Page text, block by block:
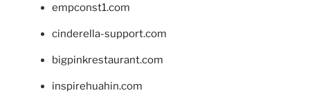
empconst1.com
cinderella-support.com
bigpinkrestaurant.com
inspirehuahin.com